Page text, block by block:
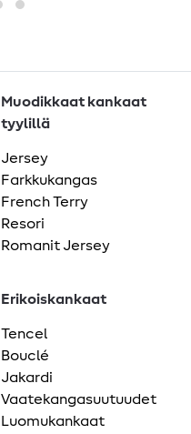
Muodikkaat kankaat
tyylillä
Jersey
Farkkukangas
French Terry
Resori
Romanit Jersey
Erikoiskankaat
Tencel
Bouclé
Jakardi
Vaatekangasuutuudet
Luomukankaat